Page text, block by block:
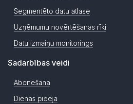
Segmentēto datu atlase
Uzņēmumu novērtēšanas rīki
Datu izmaiņu monitorings
Sadarbības veidi
Abonēšana
Dienas pieeja